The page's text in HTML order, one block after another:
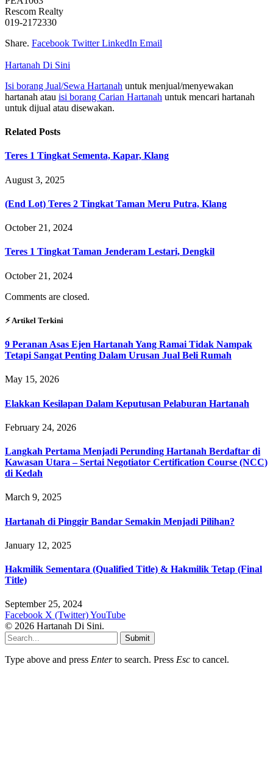
Rescom Realty
019-2172330
Share. Facebook Twitter LinkedIn Email
Hartanah Di Sini
Isi borang Jual/Sewa Hartanah untuk menjual/menyewakan
hartanah atau isi borang Carian Hartanah untuk mencari hartanah
untuk dijual atau disewakan.
Related Posts
Teres 1 Tingkat Sementa, Kapar, Klang
August 3, 2025
(End Lot) Teres 2 Tingkat Taman Meru Putra, Klang
October 21, 2024
Teres 1 Tingkat Taman Jenderam Lestari, Dengkil
October 21, 2024
Comments are closed.
⚡︎ Artikel Terkini
9 Peranan Asas Ejen Hartanah Yang Ramai Tidak Nampak
Tetapi Sangat Penting Dalam Urusan Jual Beli Rumah
May 15, 2026
Elakkan Kesilapan Dalam Keputusan Pelaburan Hartanah
February 24, 2026
Langkah Pertama Menjadi Perunding Hartanah Berdaftar di
Kawasan Utara – Sertai Negotiator Certification Course (NCC)
di Kedah
March 9, 2025
Hartanah di Pinggir Bandar Semakin Menjadi Pilihan?
January 12, 2025
Hakmilik Sementara (Qualified Title) & Hakmilik Tetap (Final
Title)
September 25, 2024
Facebook X (Twitter)YouTube
© 2026 Hartanah Di Sini.
Submit
Type above and press Enterto search. Press Esc to cancel.